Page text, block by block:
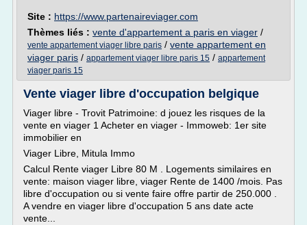
Site : https://www.partenaireviager.com
Thèmes liés : vente d'appartement a paris en viager /
vente appartement viager libre paris / vente appartement en
viager paris / appartement viager libre paris 15 / appartement
viager paris 15
Vente viager libre d'occupation belgique
Viager libre - Trovit Patrimoine: d jouez les risques de la
vente en viager 1 Acheter en viager - Immoweb: 1er site
immobilier en
Viager Libre, Mitula Immo
Calcul Rente viager Libre 80 M . Logements similaires en
vente: maison viager libre, viager Rente de 1400 /mois. Pas
libre d'occupation ou si vente faire offre partir de 250.000 .
A vendre en viager libre d'occupation 5 ans date acte
vente...